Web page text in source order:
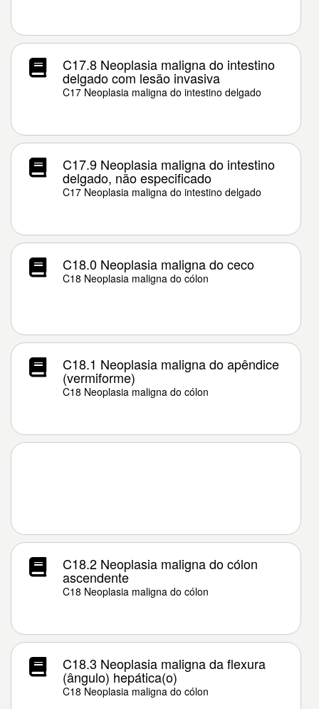
C17.8 Neoplasia maligna do intestino
delgado com lesão invasiva
C17 Neoplasia maligna do intestino delgado
C17.9 Neoplasia maligna do intestino
delgado, não especificado
C17 Neoplasia maligna do intestino delgado
C18.0 Neoplasia maligna do ceco
C18 Neoplasia maligna do cólon
C18.1 Neoplasia maligna do apêndice
(vermiforme)
C18 Neoplasia maligna do cólon
C18.2 Neoplasia maligna do cólon
ascendente
C18 Neoplasia maligna do cólon
C18.3 Neoplasia maligna da flexura
(ângulo) hepática(o)
C18 Neoplasia maligna do cólon